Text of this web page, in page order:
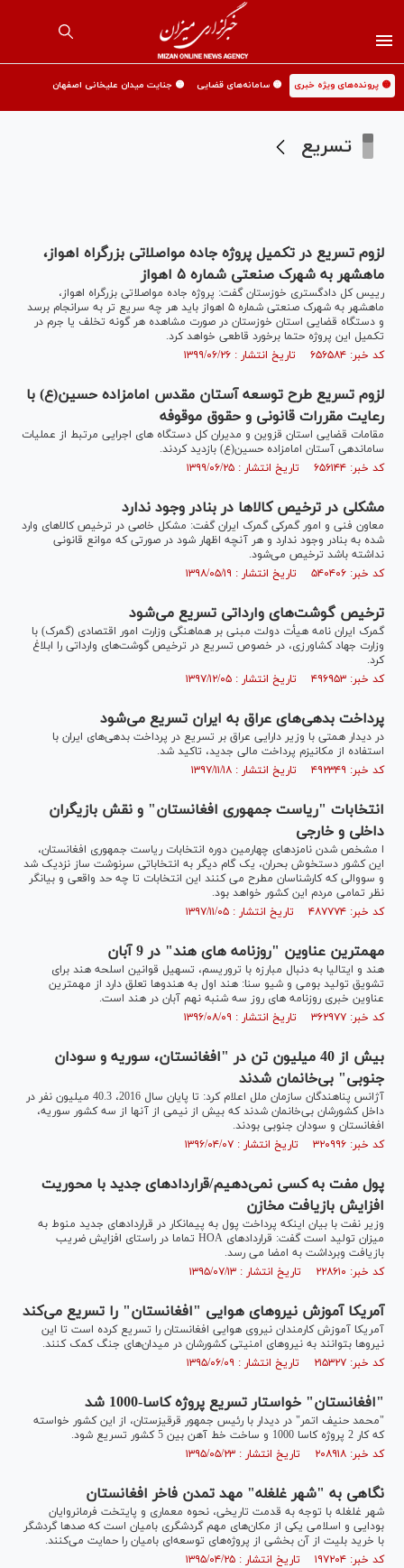
🟡 پرونده‌های ویژه خبری 🟡 سامانه‌های قضایی 🟡 جنایت میدان علیخانی اصفهان
تسریع
لزوم تسریع در تکمیل پروژه جاده مواصلاتی بزرگراه اهواز،
ماهشهر به شهرک صنعتی شماره ۵ اهواز
رییس کل دادگستری خوزستان گفت: پروژه جاده مواصلاتی بزرگراه اهواز،
ماهشهر به شهرک صنعتی شماره ۵ اهواز باید هر چه سریع تر به سرانجام برسد
و دستگاه قضایی استان خوزستان در صورت مشاهده هر گونه تخلف یا جرم در
تکمیل این پروژه حتما برخورد قاطعی خواهد کرد.
کد خبر: ۶۵۶۵۸۴ تاریخ انتشار : ۱۳۹۹/۰۶/۲۶
لزوم تسریع طرح توسعه آستان مقدس امامزاده حسین(ع) با
رعایت مقررات قانونی و حقوق موقوفه
مقامات قضایی استان قزوین و مدیران کل دستگاه های اجرایی مرتبط از عملیات
ساماندهی آستان امامزاده حسین(ع) بازدید کردند.
کد خبر: ۶۵۶۱۴۴ تاریخ انتشار : ۱۳۹۹/۰۶/۲۵
مشکلی در ترخیص کالا‌ها در بنادر وجود ندارد
معاون فنی و امور گمرکی گمرک ایران گفت: مشکل خاصی در ترخیص کالا‌های وارد
شده به بنادر وجود ندارد و هر آنچه اظهار شود در صورتی که موانع قانونی
نداشته باشد ترخیص می‌شود.
کد خبر: ۵۴۰۴۰۶ تاریخ انتشار : ۱۳۹۸/۰۵/۱۹
ترخیص گوشت‌های وارداتی تسریع می‌شود
گمرک ایران نامه هیأت دولت مبنی بر هماهنگی وزارت امور اقتصادی (گمرک) با
وزارت جهاد کشاورزی، در خصوص تسریع در ترخیص گوشت‌های وارداتی را ابلاغ
کرد.
کد خبر: ۴۹۶۹۵۳ تاریخ انتشار : ۱۳۹۷/۱۲/۰۵
پرداخت بدهی‌های عراق به ایران تسریع می‌شود
در دیدار همتی با وزیر دارایی عراق بر تسریع در پرداخت بدهی‌های ایران با
استفاده از مکانیزم پرداخت مالی جدید، تاکید شد.
کد خبر: ۴۹۲۳۴۹ تاریخ انتشار : ۱۳۹۷/۱۱/۱۸
انتخابات "ریاست جمهوری افغانستان" و نقش بازیگران
داخلی و خارجی
ا مشخص شدن نامزدهای چهارمین دوره انتخابات ریاست جمهوری افغانستان،
این کشور دستخوش بحران، یک گام دیگر به انتخاباتی سرنوشت ساز نزدیک شد
و سووالی که کارشناسان مطرح می کنند این انتخابات تا چه حد واقعی و بیانگر
نظر تمامی مردم این کشور خواهد بود.
کد خبر: ۴۸۷۷۷۴ تاریخ انتشار : ۱۳۹۷/۱۱/۰۵
مهمترین عناوین "روزنامه های هند" در 9 آبان
هند و ایتالیا به دنبال مبارزه با تروریسم، تسهیل قوانین اسلحه هند برای
تشویق تولید بومی و شیو سنا: هند اول به هندوها تعلق دارد از مهمترین
عناوین خبری روزنامه های روز سه شنبه نهم آبان در هند است.
کد خبر: ۳۶۲۹۷۷ تاریخ انتشار : ۱۳۹۶/۰۸/۰۹
بیش از 40 میلیون تن در "افغانستان، سوریه و سودان
جنوبی" بی‌خانمان شدند
آژانس پناهندگان سازمان ملل اعلام کرد: تا پایان سال 2016، 40.3 میلیون نفر در
داخل کشورشان بی‌خانمان شدند که بیش از نیمی از آنها از سه کشور سوریه،
افغانستان و سودان جنوبی بودند.
کد خبر: ۳۲۰۹۹۶ تاریخ انتشار : ۱۳۹۶/۰۴/۰۷
پول مفت به کسی نمی‌دهیم/قراردادهای جدید با محوریت
افزایش بازیافت مخازن
وزیر نفت با بیان اینکه پرداخت پول به پیمانکار در قراردادهای جدید منوط به
میزان تولید است گفت: قراردادهای HOA تماما در راستای افزایش ضریب
بازیافت وبرداشت به امضا می رسد.
کد خبر: ۲۲۸۶۱۰ تاریخ انتشار : ۱۳۹۵/۰۷/۱۳
آمریکا آموزش نیروهای هوایی "افغانستان" را تسریع می‌کند
آمریکا آموزش کارمندان نیروی هوایی افغانستان را تسریع کرده است تا این
نیروها بتوانند به نیروهای امنیتی کشورشان در میدان‌های جنگ کمک کنند.
کد خبر: ۲۱۵۳۲۷ تاریخ انتشار : ۱۳۹۵/۰۶/۰۹
"افغانستان" خواستار تسریع پروژه کاسا-1000 شد
"محمد حنیف اتمر" در دیدار با رئیس جمهور قرقیزستان، از این کشور خواسته
که کار 2 پروژه کاسا 1000 و ساخت خط آهن بین 5 کشور تسریع شود.
کد خبر: ۲۰۸۹۱۸ تاریخ انتشار : ۱۳۹۵/۰۵/۲۳
نگاهی به "شهر غلغله" مهد تمدن فاخر افغانستان
شهر غلغله با توجه به قدمت تاریخی، نحوه معماری و پایتخت فرمانروایان
بودایی و اسلامی یکی از مکان‌های مهم گردشگری بامیان است که صدها گردشگر
با خرید بلیت از آن بخشی از پروژه‌های توسعه‌ای بامیان را حمایت می‌کنند.
کد خبر: ۱۹۷۲۰۴ تاریخ انتشار : ۱۳۹۵/۰۴/۲۵